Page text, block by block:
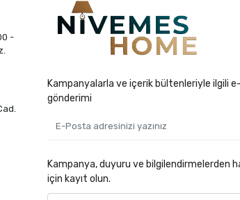
-
Kampanyalarla ve içerik bültenleriyle ilgili
gönderimi
Kampanya, duyuru ve bilgilendirmelerden
için kayıt olun.